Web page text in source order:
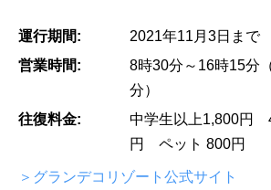
運行期間:
2021年11月3日まで
営業時間:
8時30分～16時15分
分）
往復料金:
中学生以上1,800円
円 ペット 800円
＞グランデコリゾート公式サイト